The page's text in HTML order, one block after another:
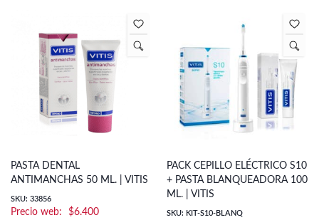
PASTA DENTAL
ANTIMANCHAS 50 ML. | VITIS
SKU: 33856
$6.400
PACK CEPILLO ELÉCTRICO S10
+ PASTA BLANQUEADORA 100
ML. | VITIS
SKU: KIT-S10-BLANQ